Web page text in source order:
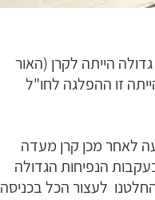
גדולה הייתה לקרן (האור
זו ההפלגה לחו"ל
לאחר מכן קרן מעדה
הנפיחות הגדולה
לעצור הכל בכניסה